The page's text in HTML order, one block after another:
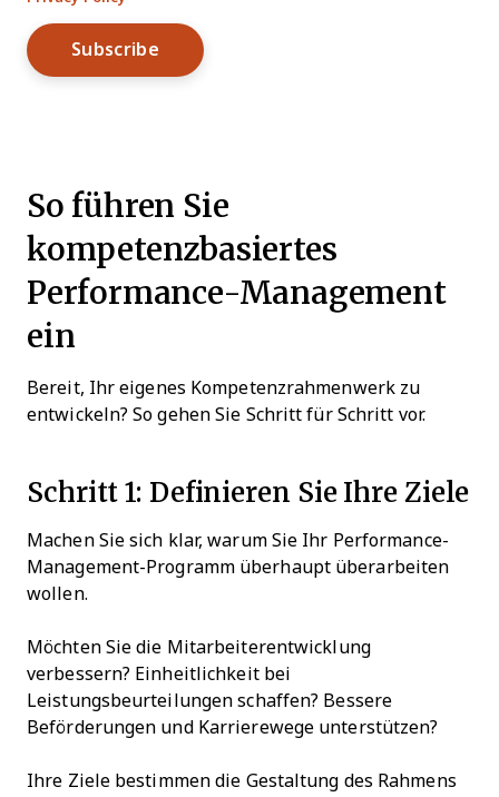
So führen Sie
kompetenzbasiertes
Performance-Management
ein
Bereit, Ihr eigenes Kompetenzrahmenwerk zu
entwickeln? So gehen Sie Schritt für Schritt vor.
Schritt 1: Definieren Sie Ihre Ziele
Machen Sie sich klar, warum Sie Ihr Performance-
Management-Programm überhaupt überarbeiten
wollen.
Möchten Sie die Mitarbeiterentwicklung
verbessern? Einheitlichkeit bei
Leistungsbeurteilungen schaffen? Bessere
Beförderungen und Karrierewege unterstützen?
Ihre Ziele bestimmen die Gestaltung des Rahmens